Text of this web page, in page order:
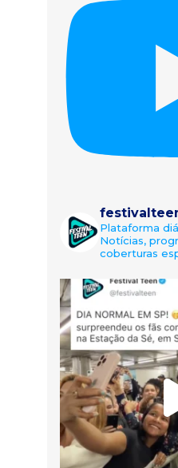
Plataforma
Notícias,
coberturas